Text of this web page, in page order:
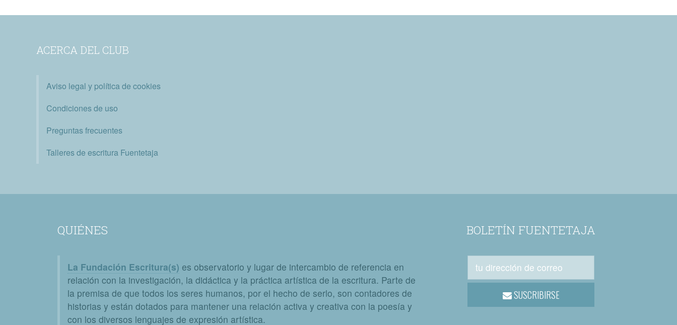
ACERCA DEL CLUB
Aviso legal y política de cookies
Condiciones de uso
Preguntas frecuentes
Talleres de escritura Fuentetaja
QUIÉNES
La Fundación Escritura(s) es observatorio y lugar de intercambio de referencia en
relación con la investigación, la didáctica y la práctica artística de la escritura. Parte de
la premisa de que todos los seres humanos, por el hecho de serlo, son contadores de
historias y están dotados para mantener una relación activa y creativa con la poesía y
con los diversos lenguajes de expresión artística.
BOLETÍN FUENTETAJA
SUSCRIBIRSE